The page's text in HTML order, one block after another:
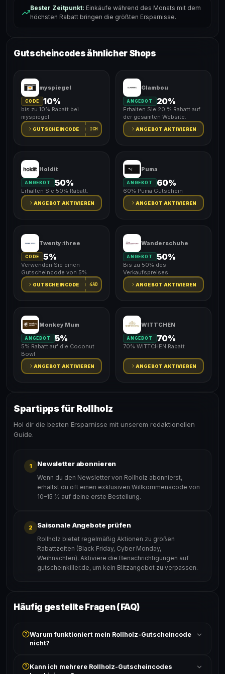
Bester Zeitpunkt: Einkäufe während des Monats mit dem
höchsten Rabatt bringen die größten Ersparnisse.
Gutscheincodes ähnlicher Shops
myspiegel
CODE 10%
bis zu 10% Rabatt bei
myspiegel
GUTSCHEINCODE ICH
Glambou
ANGEBOT 20%
Erhalten Sie 20 % Rabatt auf
der gesamten Website.
ANGEBOT AKTIVIEREN
Holdit
ANGEBOT 50%
Erhalten Sie 50% Rabatt.
ANGEBOT AKTIVIEREN
Puma
ANGEBOT 60%
60% Puma Gutschein
ANGEBOT AKTIVIEREN
Twenty:three
CODE 5%
Verwenden Sie einen
Gutscheincode von 5%
GUTSCHEINCODE 4AD
Wanderschuhe
ANGEBOT 50%
Bis zu 50% des
Verkaufspreises
ANGEBOT AKTIVIEREN
Monkey Mum
ANGEBOT 5%
5% Rabatt auf die Coconut
Bowl
ANGEBOT AKTIVIEREN
WITTCHEN
ANGEBOT 70%
70% WITTCHEN Rabatt
ANGEBOT AKTIVIEREN
Spartipps für Rollholz
Hol dir die besten Ersparnisse mit unserem redaktionellen
Guide.
1 Newsletter abonnieren
Wenn du den Newsletter von Rollholz abonnierst,
erhältst du oft einen exklusiven Willkommenscode von
10–15 % auf deine erste Bestellung.
2 Saisonale Angebote prüfen
Rollholz bietet regelmäßig Aktionen zu großen
Rabattzeiten (Black Friday, Cyber Monday,
Weihnachten). Aktiviere die Benachrichtigungen auf
gutscheinkiller.de, um kein Blitzangebot zu verpassen.
Häufig gestellte Fragen (FAQ)
Warum funktioniert mein Rollholz-Gutscheincode
nicht?
ist und ob der Code nicht für bereits reduzierte Artikel
Kann ich mehrere Rollholz-Gutscheincodes